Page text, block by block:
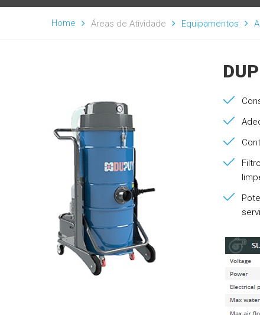
Home Áreas de Atividade Equipamentos